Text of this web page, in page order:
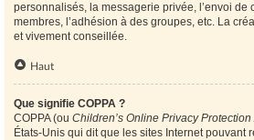
personnalisés, la messagerie privée, l’envoi de
membres, l’adhésion à des groupes, etc. La
et vivement conseillée.
Haut
Que signifie COPPA ?
COPPA (ou Children’s Online Privacy Protection
États-Unis qui dit que les sites Internet pouvant